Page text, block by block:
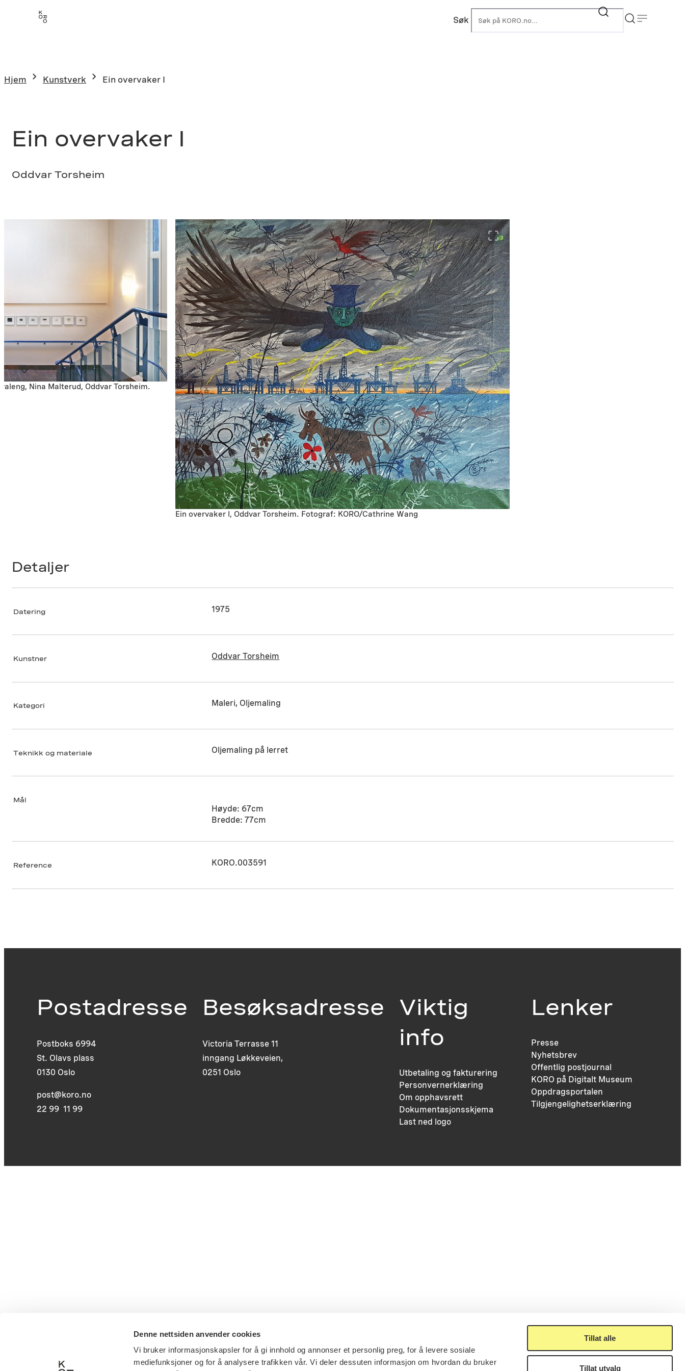
Denne nettsiden anvender cookies
Vi bruker informasjonskapsler for å gi innhold og annonser et personlig preg, for å levere sosiale
mediefunksjoner og for å analysere trafikken vår. Vi deler dessuten informasjon om hvordan du bruker
Tillat alle
Tillat utvalg
Søk
Hjem Kunstverk Ein overvaker I
Ein overvaker I
Oddvar Torsheim
Nina Malterud, Oddvar Torsheim.
Ein overvaker I, Oddvar Torsheim. Fotograf: KORO/Cathrine Wang
Detaljer
Datering 1975
Kunstner Oddvar Torsheim
Kategori Maleri, Oljemaling
Teknikk og materiale Oljemaling på lerret
Mål
Høyde: 67cm
Bredde: 77cm
Reference KORO.003591
Postadresse
Postboks 6994
St. Olavs plass
0130 Oslo
post@koro.no
22 99 11 99
Besøksadresse
Victoria Terrasse 11
inngang Løkkeveien,
0251 Oslo
Viktig
info
Utbetaling og fakturering
Personvernerklæring
Om opphavsrett
Dokumentasjonsskjema
Last ned logo
Lenker
Presse
Nyhetsbrev
Offentlig postjournal
KORO på Digitalt Museum
Oppdragsportalen
Tilgjengelighetserklæring